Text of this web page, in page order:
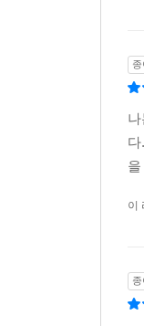
종
이
종